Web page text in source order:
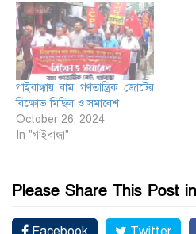
গাইবান্ধায় বাম গণতান্ত্রিক জোটের
বিক্ষোভ মিছিল ও সমাবেশ
October 26, 2024
In "গাইবান্ধা"
Please Share This Post